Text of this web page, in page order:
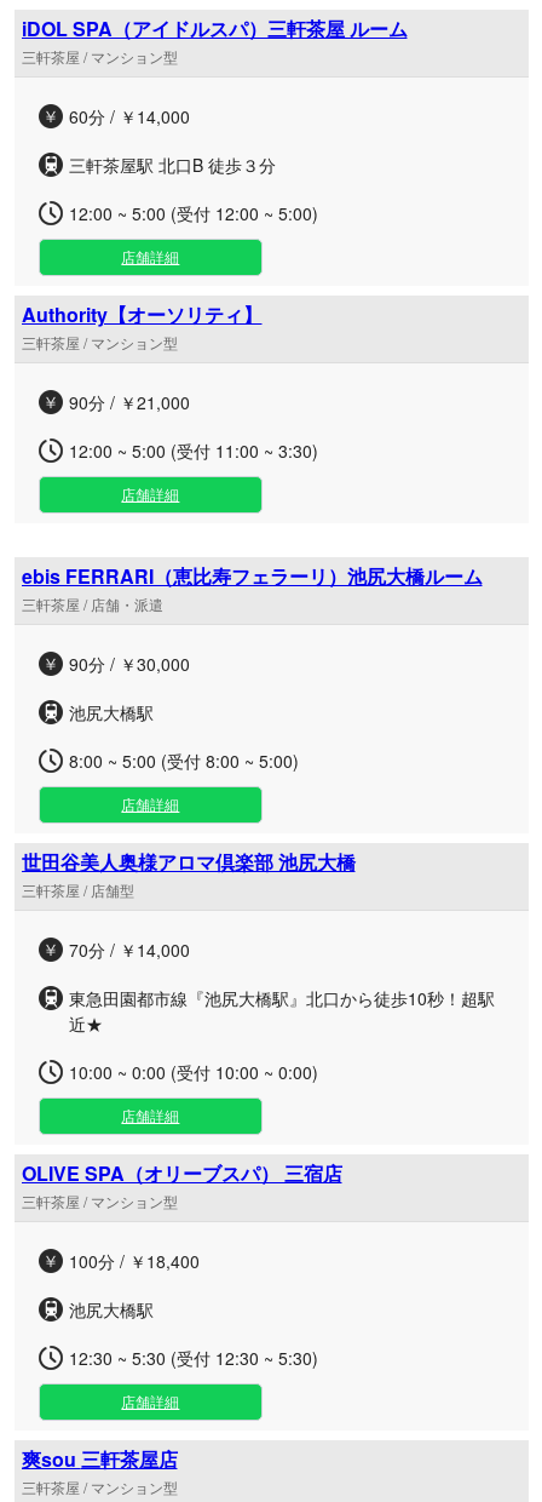
iDOL SPA（アイドルスパ）三軒茶屋 ルーム
三軒茶屋 / マンション型
60分 / ￥14,000
三軒茶屋駅 北口B 徒歩３分
12:00 ~ 5:00 (受付 12:00 ~ 5:00)
店舗詳細
Authority【オーソリティ】
三軒茶屋 / マンション型
90分 / ￥21,000
12:00 ~ 5:00 (受付 11:00 ~ 3:30)
店舗詳細
ebis FERRARI（恵比寿フェラーリ）池尻大橋ルーム
三軒茶屋 / 店舗・派遣
90分 / ￥30,000
池尻大橋駅
8:00 ~ 5:00 (受付 8:00 ~ 5:00)
店舗詳細
世田谷美人奥様アロマ倶楽部 池尻大橋
三軒茶屋 / 店舗型
70分 / ￥14,000
東急田園都市線『池尻大橋駅』北口から徒歩10秒！超駅
近★
10:00 ~ 0:00 (受付 10:00 ~ 0:00)
店舗詳細
OLIVE SPA（オリーブスパ） 三宿店
三軒茶屋 / マンション型
100分 / ￥18,400
池尻大橋駅
12:30 ~ 5:30 (受付 12:30 ~ 5:30)
店舗詳細
爽sou 三軒茶屋店
三軒茶屋 / マンション型